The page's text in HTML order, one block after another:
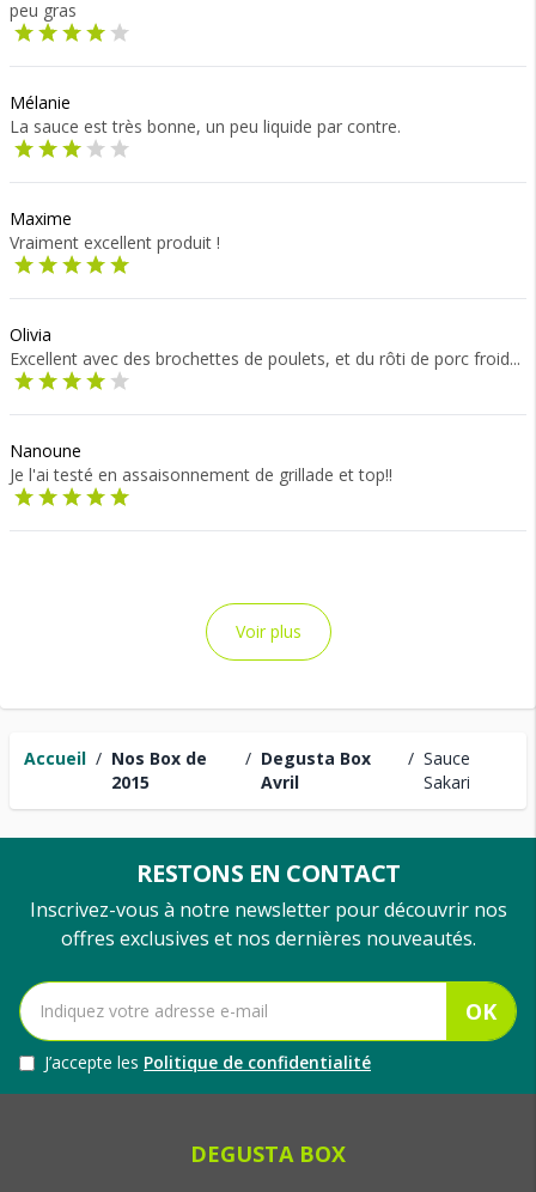
Accueil / Nos Box de
2015
/ Degusta Box
Avril
/ Sauce
Sakari
peu gras
Mélanie
La sauce est très bonne, un peu liquide par contre.
Maxime
Vraiment excellent produit !
Olivia
Excellent avec des brochettes de poulets, et du rôti de porc froid...
Nanoune
Je l'ai testé en assaisonnement de grillade et top!!
Voir plus
RESTONS EN CONTACT
Inscrivez-vous à notre newsletter pour découvrir nos
offres exclusives et nos dernières nouveautés.
OK
J’accepte les Politique de confidentialité
DEGUSTA BOX